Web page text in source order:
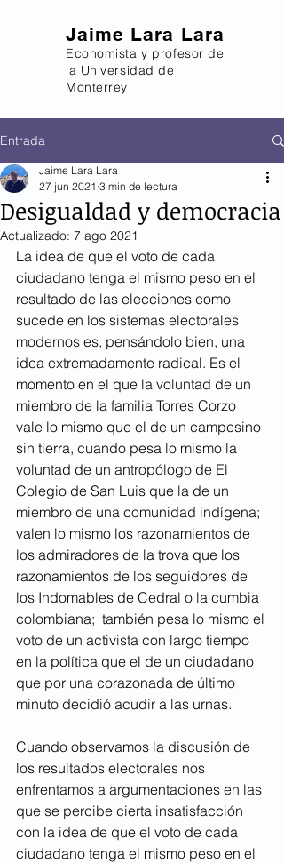
Jaime Lara Lara
Economista y profesor de
la Universidad de
Monterrey
Entrada
Desigualdad y democracia
Jaime Lara Lara
27 jun 2021 3 min de lectura
Actualizado: 7 ago 2021
La idea de que el voto de cada
ciudadano tenga el mismo peso en el
resultado de las elecciones como
sucede en los sistemas electorales
modernos es, pensándolo bien, una
idea extremadamente radical. Es el
momento en el que la voluntad de un
miembro de la familia Torres Corzo
vale lo mismo que el de un campesino
sin tierra, cuando pesa lo mismo la
voluntad de un antropólogo de El
Colegio de San Luis que la de un
miembro de una comunidad indígena;
valen lo mismo los razonamientos de
los admiradores de la trova que los
razonamientos de los seguidores de
los Indomables de Cedral o la cumbia
colombiana;  también pesa lo mismo el
voto de un activista con largo tiempo
en la política que el de un ciudadano
que por una corazonada de último
minuto decidió acudir a las urnas.
Cuando observamos la discusión de
los resultados electorales nos
enfrentamos a argumentaciones en las
que se percibe cierta insatisfacción
con la idea de que el voto de cada
ciudadano tenga el mismo peso en el